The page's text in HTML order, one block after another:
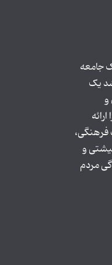
جامعه
یک
و
و
مردم